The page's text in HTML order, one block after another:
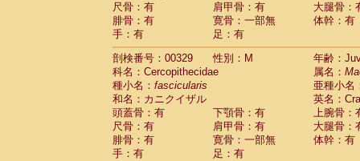
尺骨：有
肩甲骨：有
大腿骨：
腓骨：有
寛骨：一部無
体幹：有
手：有
足：有
剖検番号：00329
性別：M
年齢：
科名：Cercopithecidae
属名：
種小名： fascicularis
亜種小名
和名：カニクイザル
英名：
頭蓋骨：有
下顎骨：有
上腕骨：
尺骨：有
肩甲骨：有
大腿骨：
腓骨：有
寛骨：一部無
体幹：有
手：有
足：有